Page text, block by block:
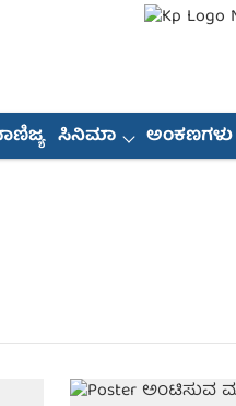
ಸಿನಿಮಾ ಅಂಕಣಗಳು